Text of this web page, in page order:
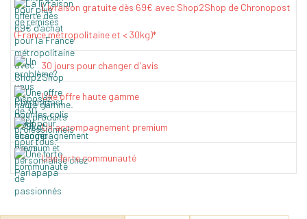
Livraison gratuite dès 69€ avec Shop2Shop de Chronopost
(France métropolitaine et < 30kg)*
30 jours pour changer d'avis
Une offre haute gamme
Un accompagnement premium
Une forte communauté